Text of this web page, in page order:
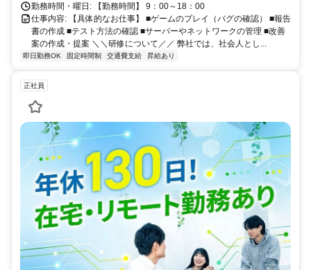
勤務時間・曜日: 【勤務時間】 9：00～18：00
仕事内容: 【具体的なお仕事】 ■ゲームのプレイ（バグの確認） ■報告
書の作成 ■テスト方法の確認 ■サーバーやネットワークの管理 ■改善
案の作成・提案 ＼＼研修について／／ 弊社では、社会人とし...
即日勤務OK 固定時間制 交通費支給 昇給あり
正社員